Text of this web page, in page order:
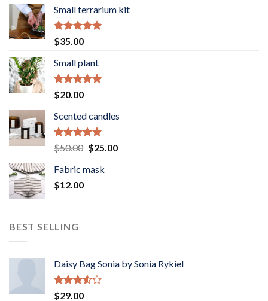
Small terrarium kit
Rated5.00
out of 5
$35.00
Small plant
Rated5.00
out of 5
$20.00
Scented candles
Rated5.00
out of 5
$50.00 Original
was:
$25.00Current
Fabric mask
$12.00
BEST SELLING
Daisy Bag Sonia by Sonia Rykiel
Rated
$29.00